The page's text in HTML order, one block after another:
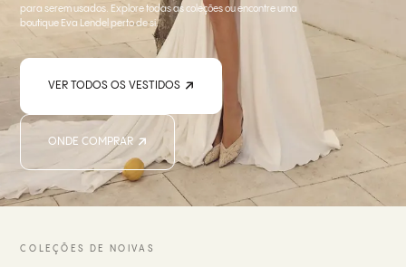
para serem usados. Explore todas as coleções ou encontre uma
boutique Eva Lendel perto de si.
VER TODOS OS VESTIDOS
ONDE COMPRAR
COLEÇÕES DE NOIVAS